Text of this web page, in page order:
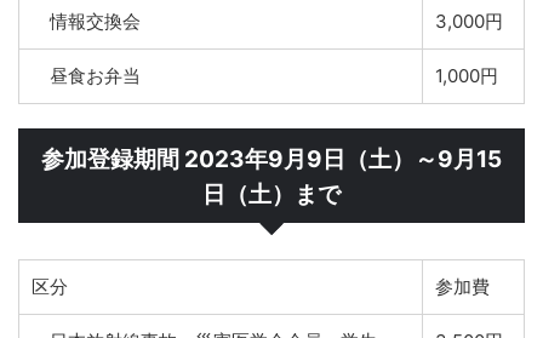
情報交換会 3,000円
昼食お弁当 1,000円
参加登録期間 2023年9月9日（土）～9月15
日（土）まで
区分 参加費